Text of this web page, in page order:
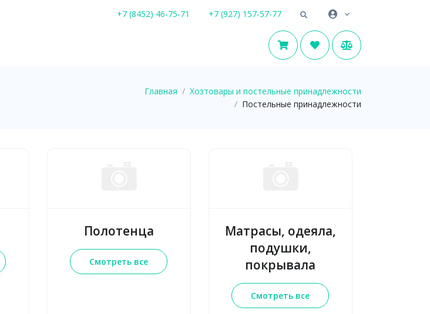
+7 (8452) 46-75-71 +7 (927) 157-57-77
Главная
Хозтовары и постельные принадлежности
Постельные принадлежности
Полотенца
Смотреть все
Матрасы, одеяла,
подушки,
покрывала
Смотреть все